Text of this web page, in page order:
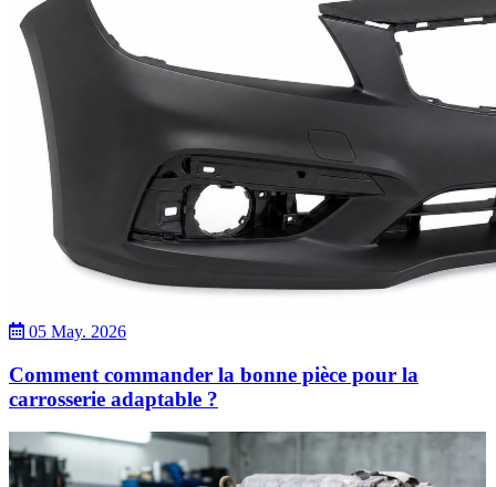
05 May. 2026
Comment commander la bonne pièce pour la
carrosserie adaptable ?